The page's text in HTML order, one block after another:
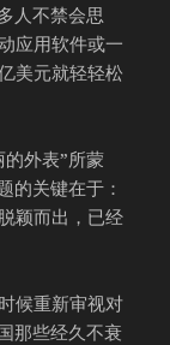
人不禁会思
应用软件或一
美元就轻轻松
外表”所蒙
的关键在于：
颖而出，已经
候重新审视对
那些经久不衰